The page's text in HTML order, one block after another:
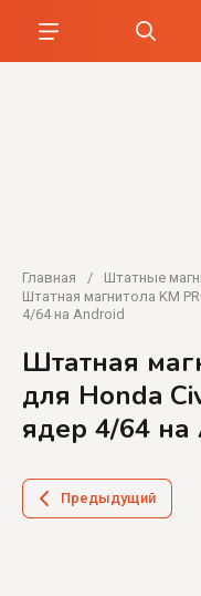
Главная / Штатные
Штатная магнитола KM
4/64 на Android
Штатная
для Honda
ядер 4/64 на
Предыдущий